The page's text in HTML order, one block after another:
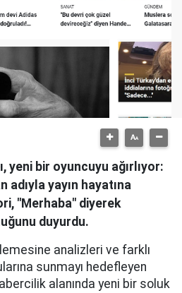
yeni bir oyuncuyu ağırlıyor:
yayın hayatına
"Merhaba" diyerek
duyurdu.
analizleri ve farklı
sunmayı hedefleyen
alanında yeni bir soluk